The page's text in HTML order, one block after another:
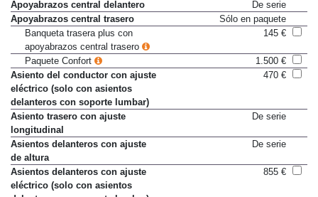
Apoyabrazos central delantero
De serie
Apoyabrazos central trasero
Sólo en paquete
Banqueta trasera plus con
apoyabrazos central trasero
Paquete Confort
1.500 €
Asiento del conductor con ajuste
eléctrico (solo con asientos
delanteros con soporte lumbar)
Asiento trasero con ajuste
longitudinal
Asientos delanteros con ajuste
de altura
Asientos delanteros con ajuste